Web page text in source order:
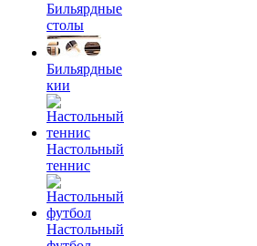
Бильярдные
столы
Бильярдные
кии
Настольный
теннис
Настольный